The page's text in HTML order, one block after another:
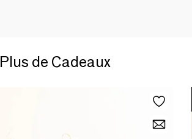
Plus de Cadeaux